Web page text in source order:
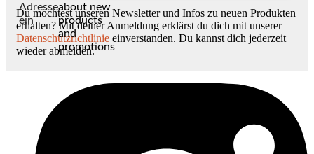
Adresse
ein
about new
products
and
promotions
Du möchtest unseren Newsletter und Infos zu neuen Produkten
erhalten? Mit deiner Anmeldung erklärst du dich mit unserer
Datenschutzrichtlinie einverstanden. Du kannst dich jederzeit
wieder abmelden.